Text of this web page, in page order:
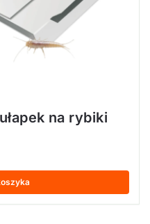
na rybiki